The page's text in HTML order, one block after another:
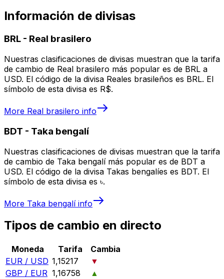
Información de divisas
BRL - Real brasilero
Nuestras clasificaciones de divisas muestran que la tarifa
de cambio de Real brasilero más popular es de BRL a
USD. El código de la divisa Reales brasileños es BRL. El
símbolo de esta divisa es R$.
More Real brasilero info
BDT - Taka bengalí
Nuestras clasificaciones de divisas muestran que la tarifa
de cambio de Taka bengalí más popular es de BDT a
USD. El código de la divisa Takas bengalíes es BDT. El
símbolo de esta divisa es ৳.
More Taka bengalíinfo
Tipos de cambio en directo
Moneda Tarifa
Cambia
EUR / USD 1,15217
▼
GBP / EUR 1,16758
▲